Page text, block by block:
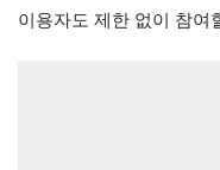
이용자도 제한 없이 참여